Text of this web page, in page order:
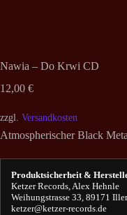
Nawia – Do Krwi CD
12,00 €
zzgl. Versandkosten
Atmospherischer Black
Produktsicherheit &
Ketzer Records, Alex Hehnle
Weihungstrasse 33, 89171
ketzer@ketzer-records.de